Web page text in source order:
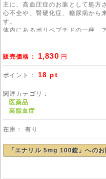
主に、高血圧症のお薬として処方
心不全や、腎硬化症、糖尿病から
す。
体内にあるポリペプチドの一種、
の、アンジオテンシンには、他
有効成分エナラプリルマレリン酸
末梢血管を拡張し降圧作用をもた
糖質や脂質代謝への影響を与えず
尿病患者にも使えるお薬です。
尿蛋白、尿酸減少効果がある為に
います。
体内の血管の拡張、電解質の調整
の慢性心不全の方、ジキタリス製
カリウム補充系のお薬(スローケ
トン(アルダクトン))や、カリウム
と併用されると、高カリウム血症
用からはじめましょう。
販売価格： 1,830 円
ポイント： 18 pt
関連カテゴリ：
医薬品
高脂血症
在庫： 有り
「エナリル 5mg 100錠」への